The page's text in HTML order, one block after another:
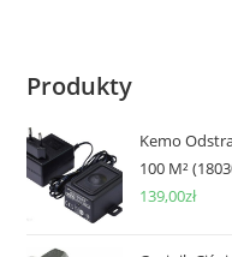
Produkty
Kemo
100 M²
139,00zł